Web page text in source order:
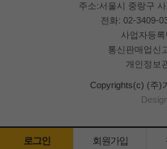
주소:서울시 중랑구
전화: 02-3409-
사업자등
통신판매업신
개인정보
Copyrights(c) (주)
로그인 회원가입